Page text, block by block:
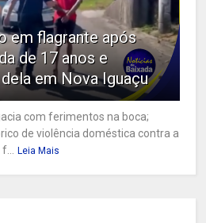
em flagrante após
de 17 anos e
em Nova Iguaçu
com ferimentos na boca;
de violência doméstica contra a
Leia Mais